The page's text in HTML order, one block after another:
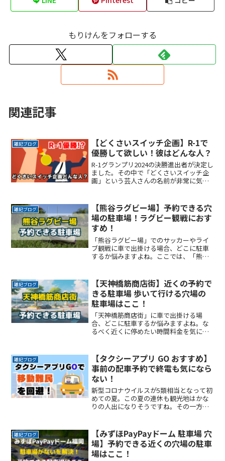
もりけんをフォローする
関連記事
雑記ブログ
【どくさいスイッチ企画】R-1で
優勝して欲しい！彼はどんな人？
R-1グランプリ2024の決勝進出者が決定し
ました。その中で「どくさいスイッチ企
画」という芸人さんの名前が非常に気に
いスイッチ企画さんの本名や、その芸名
の由来をまとめまReadMore...
雑記ブログ
【熊谷ラグビー場】予約できる穴
場の駐車場！ラグビー観戦におす
すめ！
「熊谷ラグビー場」でのサッカーやライ
ブ観戦に車で出掛ける場合、どこに駐車
するか悩みますよね。ここでは、「熊谷
めたい時間料金を気にせずイベントを楽
しみたい駐車場を探すのにReadMore...
雑記ブログ
【天神橋筋商店街】近くの予約で
きる駐車場 歩いて行ける穴場の
駐車場はここ！
「天神橋筋商店街」に車で出掛ける場
合、どこに駐車するか悩みますよね。な
るべく近くに停めたい時間料金を気にせ
渋滞を避けてスムーズに帰りたいここで
は、「天神橋筋商店街」付近ReadMore...
雑記ブログ
【タクシーアプリ GO おすすめ】
事前の配車予約で終電も気になら
ない！
新型コロナウイルスが5類相当となって初
めての夏。この夏の連休も観光地はかな
りの人出になりそうですね。その一方
るようです。また夜遅くまで遊んで終電
を逃した方へもおススメすReadMore...
雑記ブログ
【みずほPayPayドーム 駐車場 穴
場】予約できる近くの穴場の駐車
場はここ！